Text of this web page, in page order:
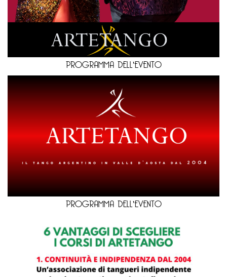
PROGRAMMA DELL'EVENTO
PROGRAMMA DELL'EVENTO